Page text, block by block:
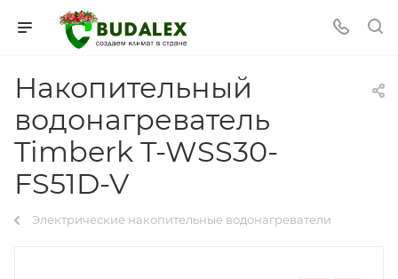
Накопительный
водонагреватель
Timberk T-WSS30-
FS51D-V
Электрические накопительные водонагреватели